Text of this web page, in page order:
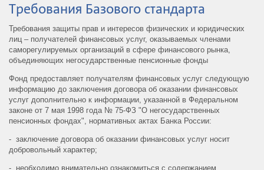
Требования Базового стандарта
Требования защиты прав и интересов физических и юридических
лиц – получателей финансовых услуг, оказываемых членами
саморегулируемых организаций в сфере финансового рынка,
объединяющих негосударственные пенсионные фонды
Фонд предоставляет получателям финансовых услуг следующую
информацию до заключения договора об оказании финансовых
услуг дополнительно к информации, указанной в Федеральном
законе от 7 мая 1998 года № 75-ФЗ "О негосударственных
пенсионных фондах", нормативных актах Банка России:
- заключение договора об оказании финансовых услуг носит
добровольный характер;
- необходимо внимательно ознакомиться с содержанием